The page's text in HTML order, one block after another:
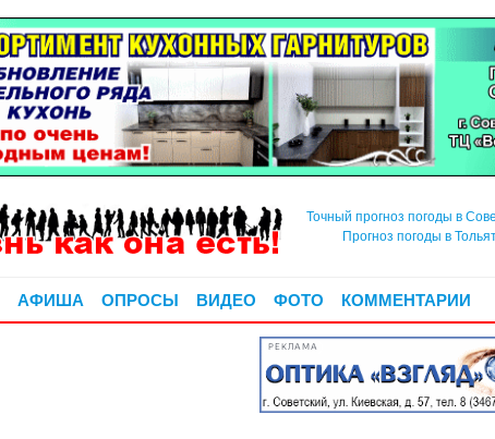
Точный прогноз погоды в
Прогноз погоды в
АФИША ОПРОСЫ ВИДЕО ФОТО КОММЕНТАРИИ
РЕКЛАМА